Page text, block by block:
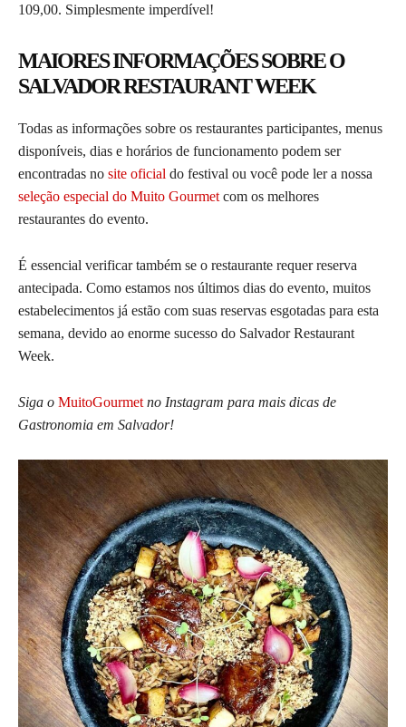
109,00. Simplesmente imperdível!
MAIORES INFORMAÇÕES SOBRE O
SALVADOR RESTAURANT WEEK
Todas as informações sobre os restaurantes participantes, menus
disponíveis, dias e horários de funcionamento podem ser
encontradas no site oficial do festival ou você pode ler a nossa
seleção especial do Muito Gourmet com os melhores
restaurantes do evento.
É essencial verificar também se o restaurante requer reserva
antecipada. Como estamos nos últimos dias do evento, muitos
estabelecimentos já estão com suas reservas esgotadas para esta
semana, devido ao enorme sucesso do Salvador Restaurant
Week.
Siga o MuitoGourmet no Instagram para mais dicas de
Gastronomia em Salvador!